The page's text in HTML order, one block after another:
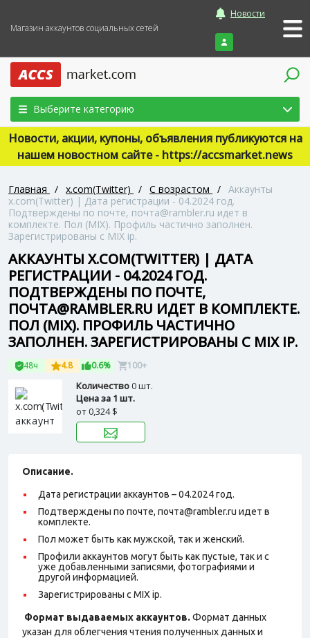
Магазин аккаунтов социальных сетей
Новости
Войти
Выберите категорию
Новости, акции, купоны, объявления публикуются на
нашем новостном сайте - https://accsmarket.news
Главная / x.com(Twitter) / С возрастом / Аккаунты
x.com(Twitter) | Дата регистрации - 04.2024 год.
Подтверждены по почте, почта@rambler.ru идет в
комплекте. Пол (MIX). Профиль частично заполнен.
Зарегистрированы с MIX ip.
АККАУНТЫ X.COM(TWITTER) | ДАТА
РЕГИСТРАЦИИ - 04.2024 ГОД.
ПОДТВЕРЖДЕНЫ ПО ПОЧТЕ,
ПОЧТА@RAMBLER.RU ИДЕТ В КОМПЛЕКТЕ.
ПОЛ (MIX). ПРОФИЛЬ ЧАСТИЧНО
ЗАПОЛНЕН. ЗАРЕГИСТРИРОВАНЫ С MIX IP.
48ч 4.8 0.6% 100+
Количество0 шт.
Цена за 1 шт.
от0,324 $
Описание.
Дата регистрации аккаунтов – 04.2024 год.
Подтверждены по почте, почта@rambler.ru идет в
комплекте.
Пол может быть как мужской, так и женский.
Профили аккаунтов могут быть как пустые, так и с
уже добавленными записями, фотографиями и
другой информацией.
Зарегистрированы с MIX ip.
Формат выдаваемых аккаунтов. Формат данных
указан для облегчения чтения полученных данных и